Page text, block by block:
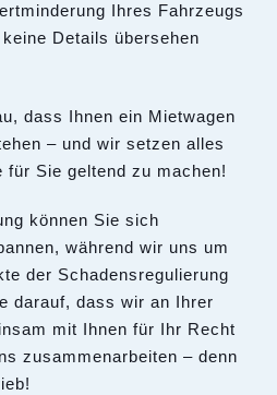
Ihres Fahrzeugs
Details übersehen
dass Ihnen ein Mietwagen
– und wir setzen alles
für Sie geltend zu machen!
können Sie sich
während wir uns um
der Schadensregulierung
darauf, dass wir an Ihrer
mit Ihnen für Ihr Recht
zusammenarbeiten – denn